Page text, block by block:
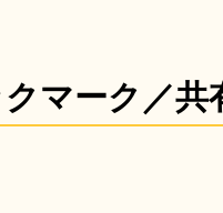
マーク／共